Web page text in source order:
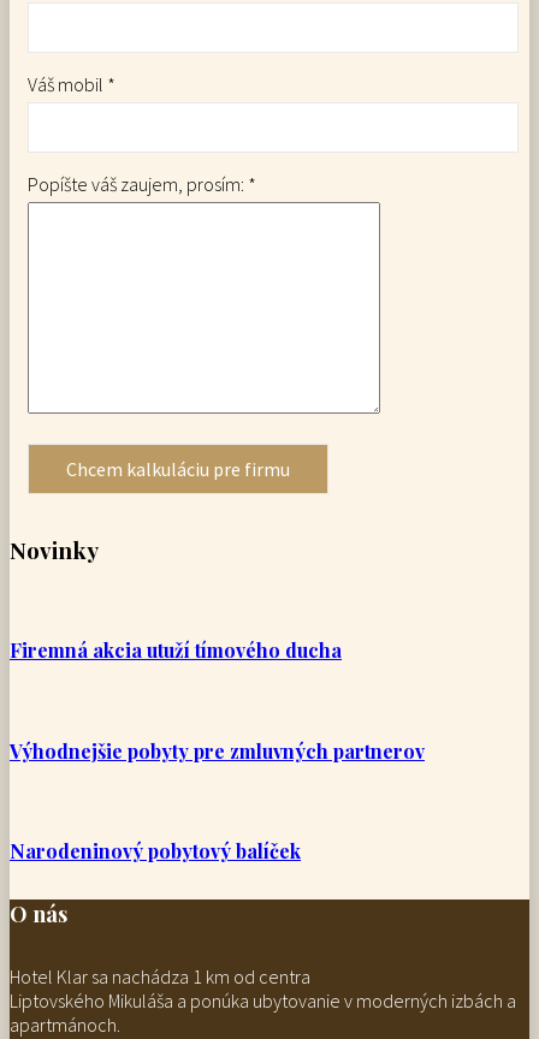
Váš mobil *
Popíšte váš zaujem, prosím: *
Novinky
Firemná akcia utuží tímového ducha
Výhodnejšie pobyty pre zmluvných partnerov
Narodeninový pobytový balíček
O nás
Hotel Klar sa nachádza 1 km od centra
Liptovského Mikuláša a ponúka ubytovanie v moderných izbách a
apartmánoch.